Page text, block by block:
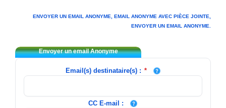
ENVOYER UN EMAIL ANONYME, EMAIL ANONYME AVEC PIÈCE JOINTE,
ENVOYER UN EMAIL ANONYME.
Envoyer un email Anonyme
Email(s) destinataire(s) : *
CC E-mail :